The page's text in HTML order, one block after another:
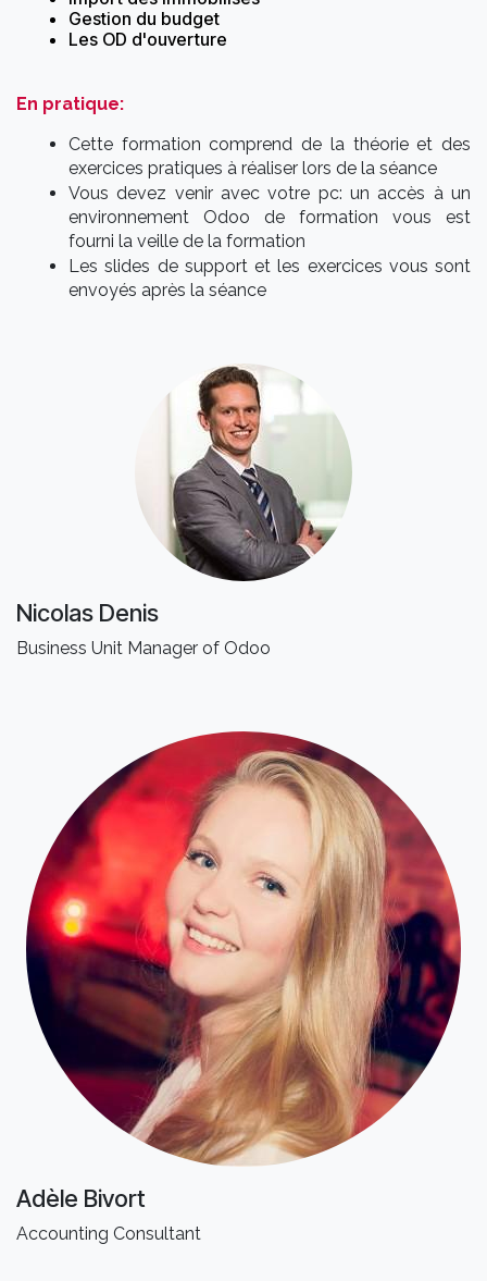
Gestion du budget
Les OD d'ouverture
En pratique:
Cette formation comprend de la théorie et des
exercices pratiques à réaliser lors de la séance
Vous devez venir avec votre pc: un accès à un
environnement Odoo de formation vous est
fourni la veille de la formation
Les slides de support et les exercices vous sont
envoyés après la séance
Nicolas Denis
Business Unit Manager of Odoo
Adèle Bivort
Accounting Consultant